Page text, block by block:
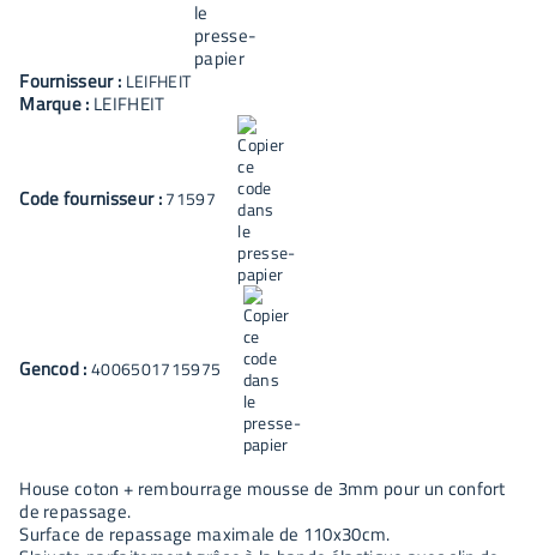
Fournisseur : LEIFHEIT
Marque : LEIFHEIT
Code fournisseur :71597
Gencod :4006501715975
House coton + rembourrage mousse de 3mm pour un confort
de repassage.
Surface de repassage maximale de 110x30cm.